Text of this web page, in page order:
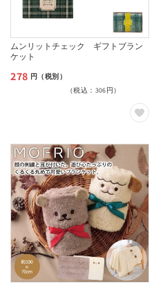
ムンリットチェック ギフトブラン
ケット
通
278 円（税別）
（税込：306円）